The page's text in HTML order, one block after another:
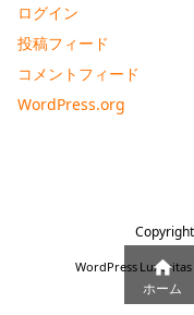
ログイン
投稿フィード
コメントフィード
WordPress.org
WordPress 
ホーム